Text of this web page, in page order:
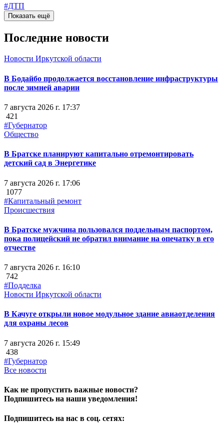
#ДТП
Показать ещё
Последние новости
Новости Иркутской области
В Бодайбо продолжается восстановление инфраструктуры
после зимней аварии
7 августа 2026 г. 17:37
421
#Губернатор
Общество
В Братске планируют капитально отремонтировать
детский сад в Энергетике
7 августа 2026 г. 17:06
1077
#Капитальный ремонт
Происшествия
В Братске мужчина пользовался поддельным паспортом,
пока полицейский не обратил внимание на опечатку в его
отчестве
7 августа 2026 г. 16:10
742
#Подделка
Новости Иркутской области
В Качуге открыли новое модульное здание авиаотделения
для охраны лесов
7 августа 2026 г. 15:49
438
#Губернатор
Все новости
Как не пропустить важные новости?
Подпишитесь на наши уведомления!
Подпишитесь на нас в соц. сетях: